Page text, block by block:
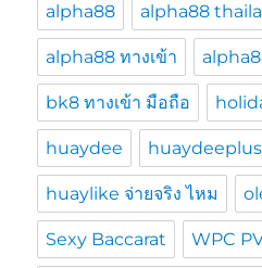
alpha88 alpha88
alpha88 ทางเข้า
bk8 ทางเข้า มือถือ
huaydee huaydeeplus
huaylike จ่ายจริง ไหม
Sexy Baccarat WPC